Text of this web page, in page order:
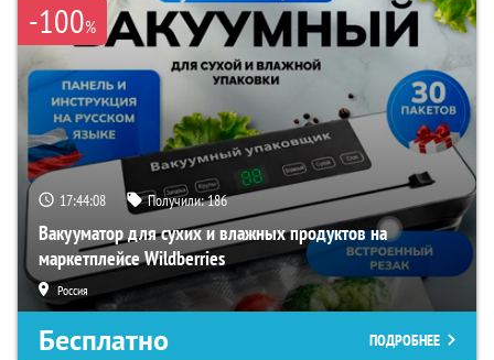
-100%
17:44:07 Получили:186
Вакууматор для сухих и влажных продуктов на
маркетплейсе Wildberries
Россия
Бесплатно ПОДРОБНЕЕ